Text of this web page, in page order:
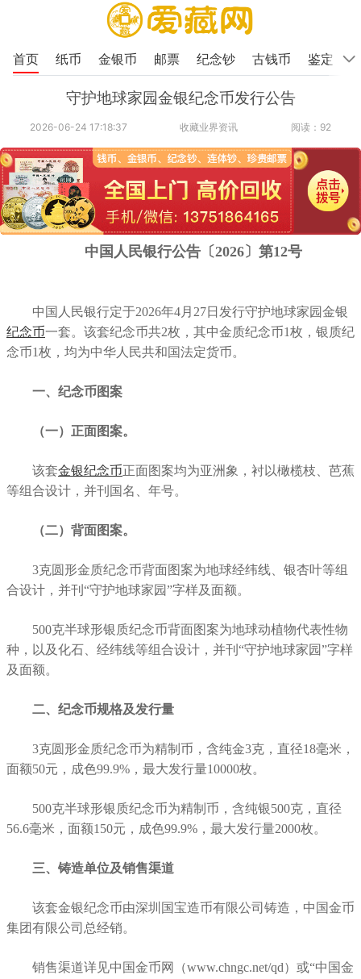
首页 纸币 金银币 邮票 纪念钞 古钱币 鉴定
守护地球家园金银纪念币发行公告
2026-06-24 17:18:37 收藏业界资讯 阅读：92
中国人民银行公告〔2026〕第12号
中国人民银行定于2026年4月27日发行守护地球家园金银
纪念币一套。该套纪念币共2枚，其中金质纪念币1枚，银质纪
念币1枚，均为中华人民共和国法定货币。
一、纪念币图案
（一）正面图案。
该套金银纪念币正面图案均为亚洲象，衬以橄榄枝、芭蕉
等组合设计，并刊国名、年号。
（二）背面图案。
3克圆形金质纪念币背面图案为地球经纬线、银杏叶等组
合设计，并刊“守护地球家园”字样及面额。
500克半球形银质纪念币背面图案为地球动植物代表性物
种，以及化石、经纬线等组合设计，并刊“守护地球家园”字样
及面额。
二、纪念币规格及发行量
3克圆形金质纪念币为精制币，含纯金3克，直径18毫米，
面额50元，成色99.9%，最大发行量10000枚。
500克半球形银质纪念币为精制币，含纯银500克，直径
56.6毫米，面额150元，成色99.9%，最大发行量2000枚。
三、铸造单位及销售渠道
该套金银纪念币由深圳国宝造币有限公司铸造，中国金币
集团有限公司总经销。
销售渠道详见中国金币网（www.chngc.net/qd）或“中国金